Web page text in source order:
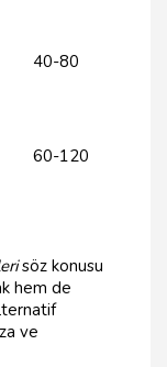
40-80
60-120
söz konusu
hem de
ve